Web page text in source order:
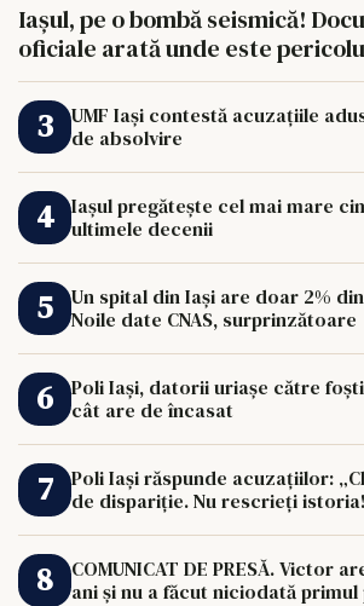
Iașul, pe o bombă seismică!
oficiale arată unde este
UMF Iași contestă acuzațiile
de absolvire
Iașul pregătește cel mai mare
ultimele decenii
Un spital din Iași are doar 2%
Noile date CNAS, surprinzătoare
Poli Iași, datorii uriașe către
cât are de încasat
Poli Iași răspunde acuzațiilor:
de dispariție. Nu rescrieți
COMUNICAT DE PRESĂ. Victor
ani și nu a făcut niciodată